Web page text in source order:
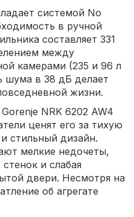
системой No
в ручной
составляет 331
между
камерами (235 и 96 л
шума в 38 дБ делает
жизни.
NRK 6202 AW4
ценят его за тихую
стильный дизайн.
мелкие недочеты,
и слабая
двери. Несмотря на
об агрегате